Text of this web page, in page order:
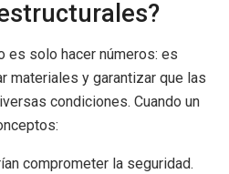
es solo hacer números: es
materiales y garantizar que las
condiciones. Cuando un
comprometer la seguridad.